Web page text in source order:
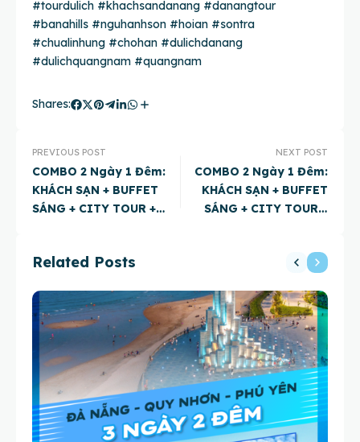
#tourdulich #khachsandanang #danangtour
#banahills #nguhanhson #hoian #sontra
#chualinhung #chohan #dulichdanang
#dulichquangnam #quangnam
Shares:
PREVIOUS POST
COMBO 2 Ngày 1 Đêm:
KHÁCH SẠN + BUFFET
SÁNG + CITY TOUR +
NẴNG + NÚI THẦN TÀI
NEXT POST
COMBO 2 Ngày 1 Đêm:
KHÁCH SẠN + BUFFET
SÁNG + CITY TOUR +
NẴNG
Related Posts